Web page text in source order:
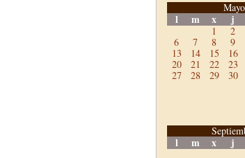
Mayo
l m x j
1 2
6
7 8 9
13
14 15 16
20
21 22 23
27
28 29 30
l m x j